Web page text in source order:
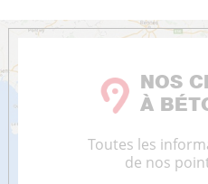
NOS
À
Toutes les
de nos